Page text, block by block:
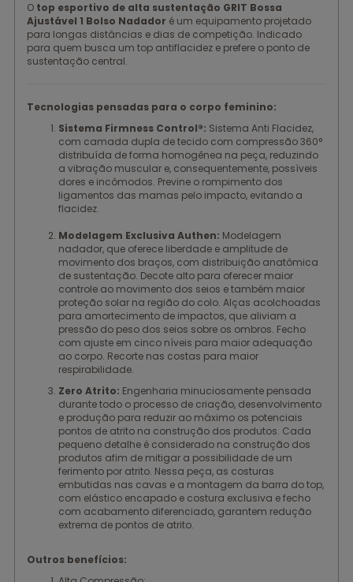
O top esportivo de alta sustentação GRIT Bossa
Ajustável 1 Bolso Nadador é um equipamento projetado
para longas distâncias e dias de competição. Indicado
para quem busca um top antiflacidez e prefere o ponto de
sustentação central.
Tecnologias pensadas para o corpo feminino:
Sistema Firmness Control®: Sistema Anti Flacidez,
com camada dupla de tecido com compressão 360°
distribuída de forma homogênea na peça, reduzindo
a vibração muscular e, consequentemente, possíveis
dores e incômodos. Previne o rompimento dos
ligamentos das mamas pelo impacto, evitando a
flacidez.
Modelagem Exclusiva Authen: Modelagem
nadador, que oferece liberdade e amplitude de
movimento dos braços, com distribuição anatômica
de sustentação. Decote alto para oferecer maior
controle ao movimento dos seios e também maior
proteção solar na região do colo. Alças acolchoadas
para amortecimento de impactos, que aliviam a
pressão do peso dos seios sobre os ombros. Fecho
com ajuste em cinco níveis para maior adequação
ao corpo. Recorte nas costas para maior
respirabilidade.
Zero Atrito: Engenharia minuciosamente pensada
durante todo o processo de criação, desenvolvimento
e produção para reduzir ao máximo os potenciais
pontos de atrito na construção dos produtos. Cada
pequeno detalhe é considerado na construção dos
produtos afim de mitigar a possibilidade de um
ferimento por atrito. Nessa peça, as costuras
embutidas nas cavas e a montagem da barra do top,
com elástico encapado e costura exclusiva e fecho
com acabamento diferenciado, garantem redução
extrema de pontos de atrito.
Outros benefícios: